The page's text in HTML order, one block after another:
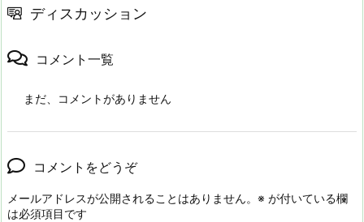
ディスカッション
コメント一覧
まだ、コメントがありません
コメントをどうぞ
メールアドレスが公開されることはありません。 ※ が付いている欄
は必須項目です